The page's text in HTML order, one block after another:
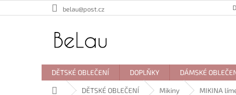
na
belau@post.cz
DĚTSKÉ OBLEČENÍ DOPLŇKY DÁMSKÉ
Domů DĚTSKÉ OBLEČENÍ Mikiny MIKINA